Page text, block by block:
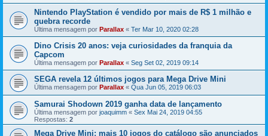
Nintendo PlayStation é vendido por mais de R$ 1 milhão e
quebra recorde
Última mensagem por Parallax « Ter Mar 10, 2020 02:28
Dino Crisis 20 anos: veja curiosidades da franquia da
Capcom
Última mensagem por Parallax « Seg Set 02, 2019 09:14
SEGA revela 12 últimos jogos para Mega Drive Mini
Última mensagem por Parallax « Qua Jun 05, 2019 06:03
Samurai Shodown 2019 ganha data de lançamento
Última mensagem por joaquimm « Sex Mai 24, 2019 04:55
Respostas: 2
Mega Drive Mini: mais 10 jogos do catálogo são anunciados